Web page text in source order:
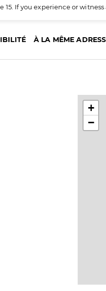
15. If you experience or
À LA MÊME
+
−